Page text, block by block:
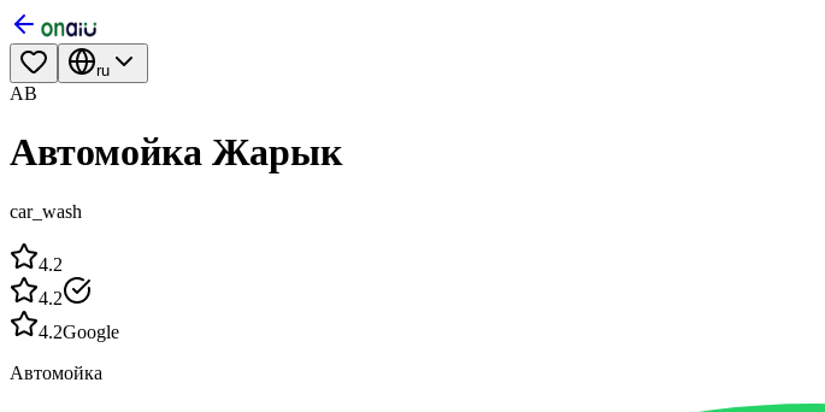
ru
АВ
Автомойка Жарык
car_wash
4.2
4.2
4.2Google
Автомойка